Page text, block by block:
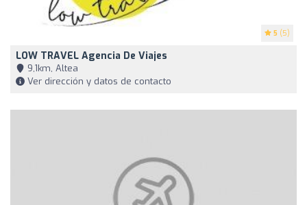
5 (5)
LOW TRAVEL Agencia De Viajes
9,1km, Altea
Ver dirección y datos de contacto